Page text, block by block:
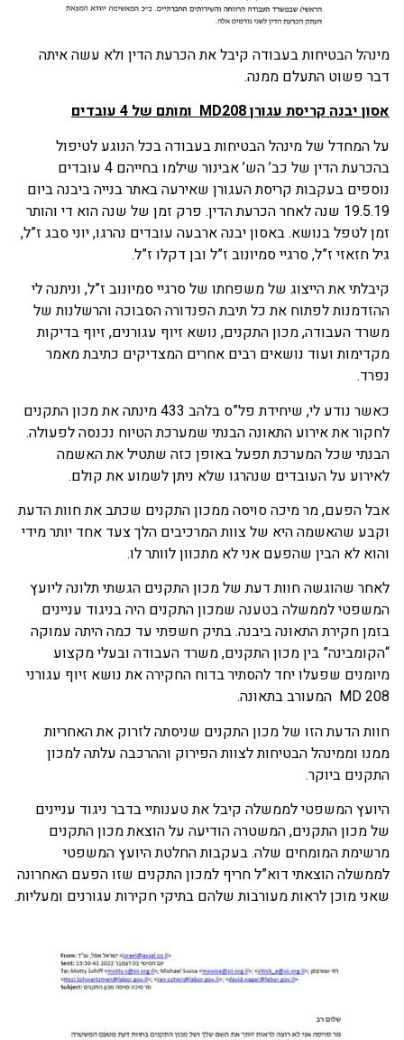
מינהל הבטיחות בעבודה קיבל את הכרעת הדין ולא עשה איתה
דבר פשוט התעלם ממנה.
אסון יבנה קריסת עגורןMD208ומותם של 4 עובדים
על המחדל של מינהל הבטיחות בעבודה בכל הנוגע לטיפול
בהכרעת הדין של כב’ הש’ אבינור שילמו בחייהם 4 עובדים
נוספים בעקבות קריסת העגורן שאירעה באתר בנייה ביבנה ביום
19.5.19 שנה לאחר הכרעת הדין. פרק זמן של שנה הוא די והותר
זמן לטפל בנושא. באסון יבנה ארבעה עובדים נהרגו, יוני סבג ז”ל,
גיל חזאזי ז”ל, סרגיי סמיונוב ז”ל ובן דקלו ז”ל.
קיבלתי את הייצוג של משפחתו של סרגיי סמיונוב ז”ל, וניתנה לי
ההזדמנות לפתוח את כל תיבת הפנדורה הסבוכה והרשלנות של
משרד העבודה, מכון התקנים, נושא זיוף עגורנים, זיוף בדיקות
מקדימות ועוד נושאים רבים אחרים המצדיקים כתיבת מאמר
נפרד.
כאשר נודע לי, שיחידת פל”ס בלהב 433 מינתה את מכון התקנים
לחקור את אירוע התאונה הבנתי שמערכת הטיוח נכנסה לפעולה.
הבנתי שכל המערכת תפעל באופן כזה שתטיל את האשמה
לאירוע על העובדים שנהרגו שלא ניתן לשמוע את קולם.
אבל הפעם, מר מיכה סויסה ממכון התקנים שכתב את חוות הדעת
וקבע שהאשמה היא של צוות המרכיבים הלך צעד אחד יותר מידי
והוא לא הבין שהפעם אני לא מתכוון לוותר לו.
לאחר שהוגשה חוות דעת של מכון התקנים הגשתי תלונה ליועץ
המשפטי לממשלה בטענה שמכון התקנים היה בניגוד עניינים
בזמן חקירת התאונה ביבנה. בתיק חשפתי עד כמה היתה עמוקה
“הקומבינה” בין מכון התקנים, משרד העבודה ובעלי מקצוע
מיומנים שפעלו יחד להסתיר בדוח החקירה את נושא זיוף עגורני
MD 208 המעורב בתאונה.
חוות הדעת הזו של מכון התקנים שניסתה לזרוק את האחריות
ממנו וממינהל הבטיחות לצוות הפירוק וההרכבה עלתה למכון
התקנים ביוקר.
היועץ המשפטי לממשלה קיבל את טענותיי בדבר ניגוד עניינים
של מכון התקנים, המשטרה הודיעה על הוצאת מכון התקנים
מרשימת המומחים שלה. בעקבות החלטת היועץ המשפטי
לממשלה הוצאתי דוא”ל חריף למכון התקנים שזו הפעם האחרונה
שאני מוכן לראות מעורבות שלהם בתיקי חקירות עגורנים ומעליות.